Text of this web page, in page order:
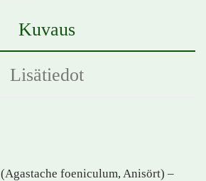
Kuvaus
Lisätiedot
(Agastache foeniculum, Anisört) –